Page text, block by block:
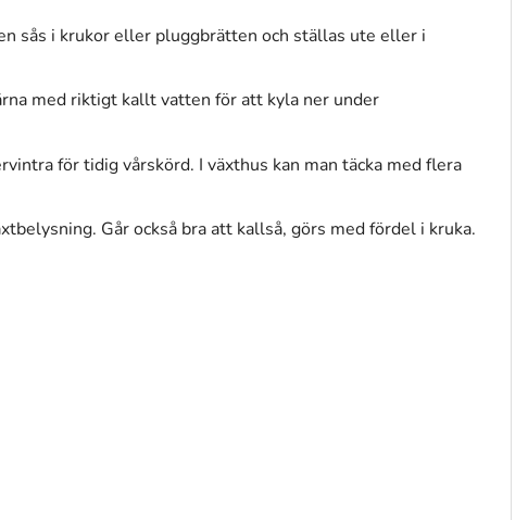
sås i krukor eller pluggbrätten och ställas ute eller i
med riktigt kallt vatten för att kyla ner under
för tidig vårskörd. I växthus kan man täcka med flera
Går också bra att kallså, görs med fördel i kruka.